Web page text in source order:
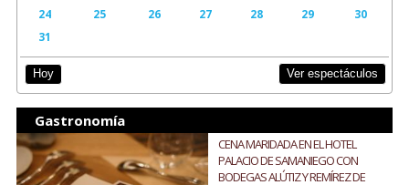
24
25 26 27 28 29
30
31
Hoy Ver espectáculos
Gastronomía
CENA MARIDADA EN EL HOTEL
PALACIO DE SAMANIEGO CON
BODEGAS ALÚTIZ Y REMÍREZ DE